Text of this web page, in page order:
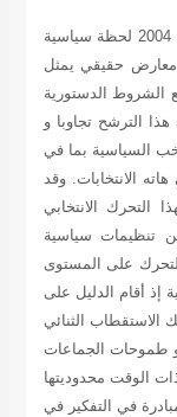
لقد شكلت الانتخابات الرئاسية و التشريعية لسنة 2004 لحظة سياسية
و لأول مرة منذ سنة 87 ترشح معارض حقيقي يمثل
الشروط الدستورية
الترشح تجاوبا و
السياسية بما في
الانتخابات. وقد
التحرك الانتخابي
تنظيمات سياسية
على المستوى
إذ أقام الدليل على
الاستقطاب الثنائي
و طموحات الجماعات
الوقت محدوديتها
في التفكير في